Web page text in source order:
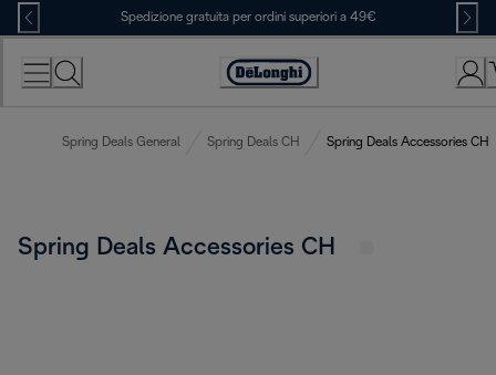
Skip
to
Content
Spedizione gratuita per ordini superiori a 49€
Accessibility
Spring Deals General Spring Deals CH Spring Deals Accessories CH
Spring Deals Accessories CH